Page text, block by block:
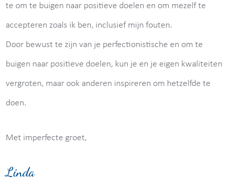
te om te buigen naar positieve doelen en om mezelf te
accepteren zoals ik ben, inclusief mijn fouten.
Door bewust te zijn van je perfectionistische en om te
buigen naar positieve doelen, kun je en je eigen kwaliteiten
vergroten, maar ook anderen inspireren om hetzelfde te
doen.
Met imperfecte groet,
Linda